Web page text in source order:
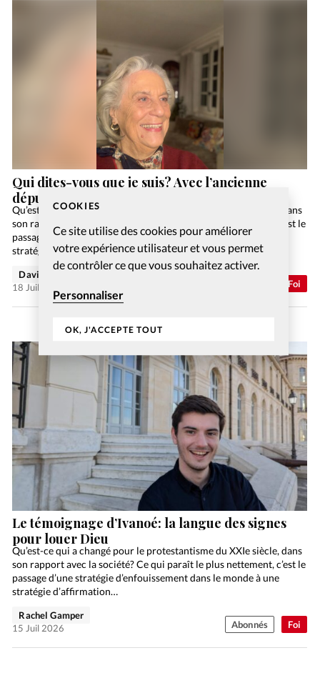
COOKIES
Ce site utilise des cookies pour améliorer
votre expérience utilisateur et vous permet
de contrôler ce que vous souhaitez activer.
Personnaliser
OK, J'ACCEPTE TOUT
Foi
Qui dites-vous que je suis? Avec l’ancienne
députée Georgina Dufoix
Qu’est-ce qui a changé pour le protestantisme du XXIe siècle, dans
son rapport avec la société? Ce qui paraît le plus nettement, c’est le
passage d’une stratégie d’enfouissement dans le monde à une
stratégie d’affirmation…
David Métreau
18 Juil 2026
Foi
Le témoignage d’Ivanoé: la langue des signes
pour louer Dieu
Qu’est-ce qui a changé pour le protestantisme du XXIe siècle, dans
son rapport avec la société? Ce qui paraît le plus nettement, c’est le
passage d’une stratégie d’enfouissement dans le monde à une
stratégie d’affirmation…
Rachel Gamper
15 Juil 2026
Abonnés